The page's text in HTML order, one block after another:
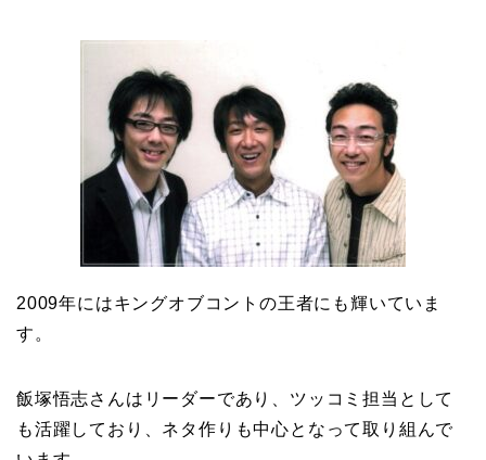
2009年にはキングオブコントの王者にも輝いていま
す。
飯塚悟志さんはリーダーであり、ツッコミ担当として
も活躍しており、ネタ作りも中心となって取り組んで